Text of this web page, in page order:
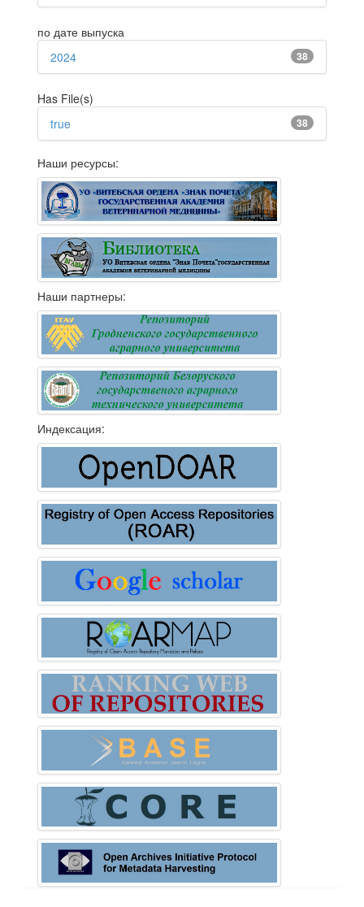
по дате выпуска
38
2024
Has File(s)
38
true
Наши ресурсы:
Наши партнеры:
Индексация: